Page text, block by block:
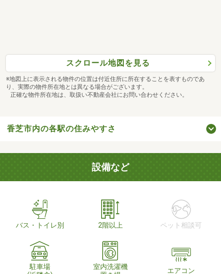
スクロール地図を見る
※地図上に表示される物件の位置は付近住所に所在することを表すものであ
り、実際の物件所在地とは異なる場合がございます。
正確な物件所在地は、取扱い不動産会社にお問い合わせください。
香芝市内の各駅の住みやすさ
設備など
バス・トイレ別 2階以上 ペット相談可
駐車場
室内洗濯機
エアコン